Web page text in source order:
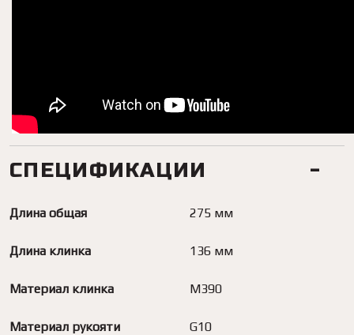
СПЕЦИФИКАЦИИ
Длина общая 275 мм
Длина клинка 136 мм
Материал клинка M390
Материал рукояти G10